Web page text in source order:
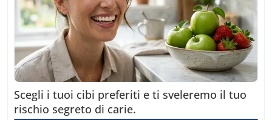
Scegli i tuoi cibi preferiti e ti sveleremo il tuo
rischio segreto di carie.